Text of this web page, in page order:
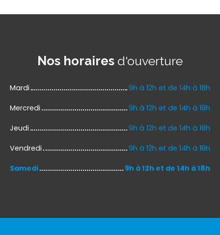
Nos horaires d'ouverture
Mardi 9h à 12h et de 14h à 18h
Mercredi 9h à 12h et de 14h à 18h
Jeudi 9h à 12h et de 14h à 18h
Vendredi 9h à 12h et de 14h à 18h
Samedi 9h à 12h et de 14h à 18h